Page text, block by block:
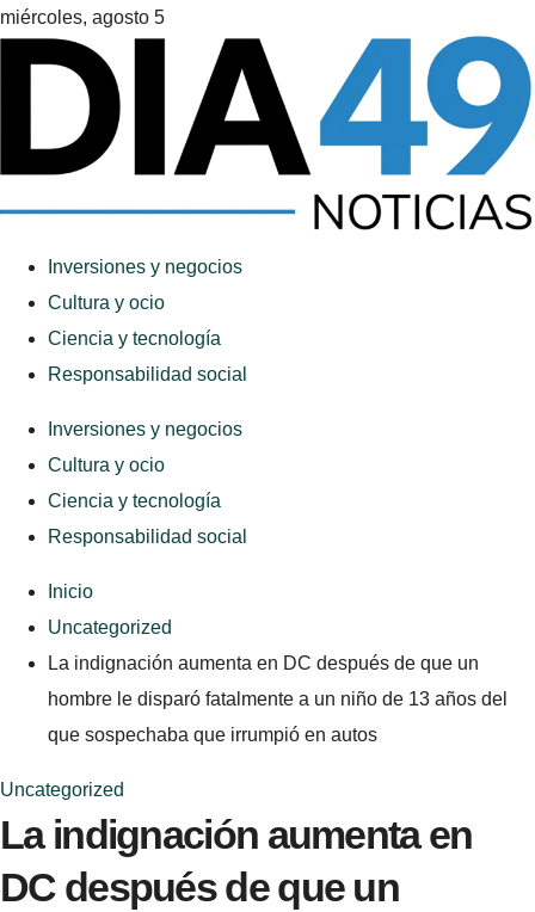
miércoles, agosto 5
Inversiones y negocios
Cultura y ocio
Ciencia y tecnología
Responsabilidad social
Inversiones y negocios
Cultura y ocio
Ciencia y tecnología
Responsabilidad social
Inicio
Uncategorized
La indignación aumenta en DC después de que un
hombre le disparó fatalmente a un niño de 13 años del
que sospechaba que irrumpió en autos
Uncategorized
La indignación aumenta en
DC después de que un